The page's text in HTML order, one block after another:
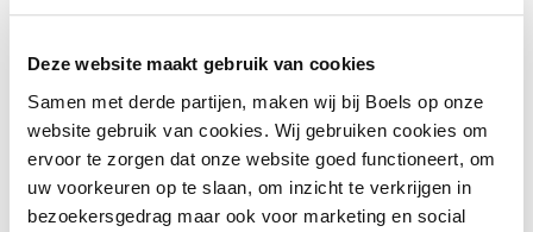
Deze website maakt gebruik van cookies
Samen met derde partijen, maken wij bij Boels op onze
website gebruik van cookies. Wij gebruiken cookies om
ervoor te zorgen dat onze website goed functioneert, om
uw voorkeuren op te slaan, om inzicht te verkrijgen in
bezoekersgedrag maar ook voor marketing en social
Afmetingen:88 × 93 × 170 cm (l × b × h)
Geschikt voor professioneel en intensief
gebruik.
Aantal